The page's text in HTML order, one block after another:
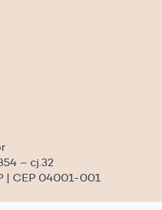
– cj.32
| CEP 04001-001